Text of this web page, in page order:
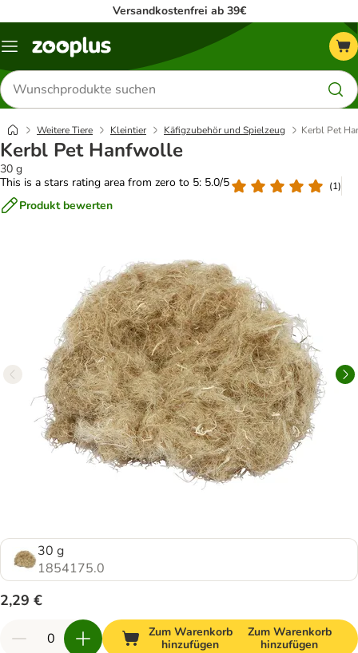
Versandkostenfrei ab 39€
Menü
Produkte
suchen
Weitere Tiere Kleintier Käfigzubehör und Spielzeug Kerbl Pet
Kerbl Pet Hanfwolle
30 g
This is a stars rating area from zero to 5: 5.0/5
(1)
Produkt bewerten
30 g
1854175.0
2,29 €
Zum Warenkorb
hinzufügen
Zum Warenkorb
hinzufügen